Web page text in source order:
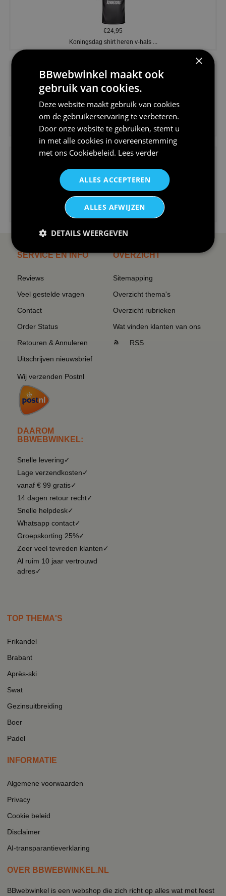
€24,95
Koningsdag shirt heren v-hals ...
€24,95
V-hals shirt rood wit blauw st...
SERVICE EN INFO
Reviews
Veel gestelde vragen
Contact
Order Status
Retouren & Annuleren
Uitschrijven nieuwsbrief
Wij verzenden Postnl
DAAROM
BBWEBWINKEL:
Snelle levering✓
Lage verzendkosten✓
vanaf € 99 gratis✓
14 dagen retour recht✓
Snelle helpdesk✓
Whatsapp contact✓
Groepskorting 25%✓
Zeer veel tevreden klanten✓
Al ruim 10 jaar vertrouwd
adres✓
OVERZICHT
Sitemapping
Overzicht thema's
Overzicht rubrieken
Wat vinden klanten van ons
RSS
TOP THEMA'S
Frikandel
Brabant
Après-ski
Swat
Gezinsuitbreiding
Boer
Padel
INFORMATIE
Algemene voorwaarden
Privacy
Cookie beleid
Disclaimer
AI-transparantieverklaring
OVER BBWEBWINKEL.NL
BBwebwinkel is een webshop die zich richt op alles wat met feest
×
BBwebwinkel maakt ook
gebruik van cookies.
Deze website maakt gebruik van cookies
om de gebruikerservaring te verbeteren.
Door onze website te gebruiken, stemt u
in met alle cookies in overeenstemming
met ons Cookiebeleid. Lees verder
ALLES ACCEPTEREN
ALLES AFWIJZEN
DETAILS WEERGEVEN